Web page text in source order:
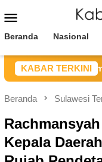
ke
Mobile
Beranda Nasional
KABAR TERKINI
Restaurant Resmi
Beranda Sulawesi
Kepala